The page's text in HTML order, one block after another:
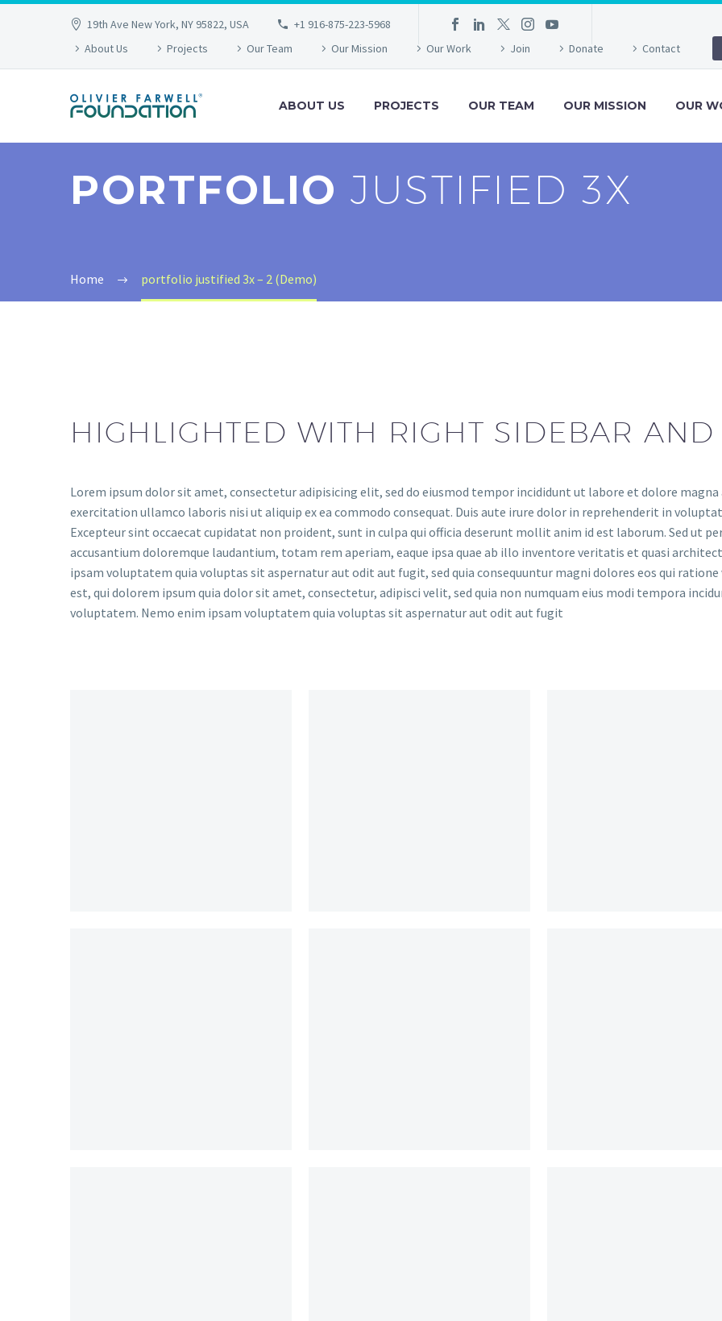
19th Ave New York, NY 95822, USA
+1 916-875-223-5968
About Us
Projects Our Team Our Mission Our Work Join Donate Contact
ABOUT US PROJECTS OUR TEAM OUR MISSION OUR
PORTFOLIO JUSTIFIED 3X
Home portfolio justified 3x – 2 (Demo)
HIGHLIGHTED WITH RIGHT SIDEBAR AND
Lorem ipsum dolor sit amet, consectetur adipisicing elit, sed do eiusmod tempor incididunt ut labore et dolore
exercitation ullamco laboris nisi ut aliquip ex ea commodo consequat. Duis aute irure dolor in reprehenderit in
Excepteur sint occaecat cupidatat non proident, sunt in culpa qui officia deserunt mollit anim id est laborum. Sed ut
accusantium doloremque laudantium, totam rem aperiam, eaque ipsa quae ab illo inventore veritatis et quasi
ipsam voluptatem quia voluptas sit aspernatur aut odit aut fugit, sed quia consequuntur magni dolores eos qui
est, qui dolorem ipsum quia dolor sit amet, consectetur, adipisci velit, sed quia non numquam eius modi tempora
voluptatem. Nemo enim ipsam voluptatem quia voluptas sit aspernatur aut odit aut fugit